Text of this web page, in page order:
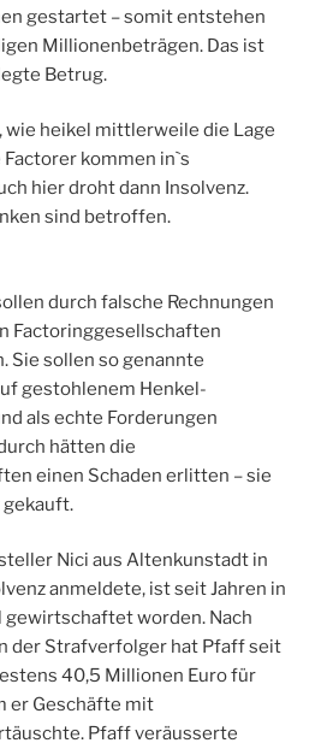
gestartet – somit entstehen
Millionenbeträgen. Das ist
Betrug.
wie heikel mittlerweile die Lage
kommen in`s
hier droht dann Insolvenz.
sind betroffen.
durch falsche Rechnungen
Factoringgesellschaften
Sie sollen so genannte
gestohlenem Henkel-
als echte Forderungen
hätten die
einen Schaden erlitten – sie
Nici aus Altenkunstadt in
anmeldete, ist seit Jahren in
worden. Nach
der Strafverfolger hat Pfaff seit
40,5 Millionen Euro für
er Geschäfte mit
Pfaff veräusserte